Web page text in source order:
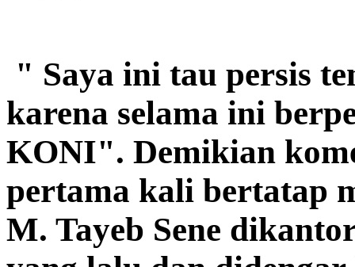
" Saya ini tau persis
karena selama ini
KONI". Demikian
pertama kali bertatap
M. Tayeb Sene